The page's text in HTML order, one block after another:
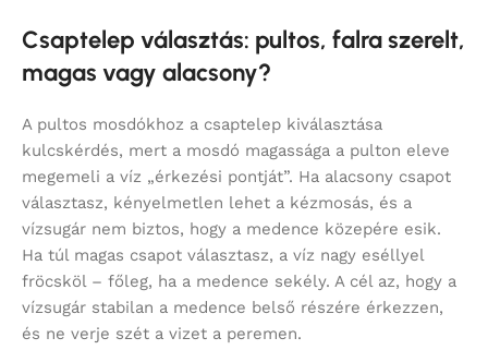
Csaptelep választás: pultos, falra szerelt,
magas vagy alacsony?
A pultos mosdókhoz a csaptelep kiválasztása
kulcskérdés, mert a mosdó magassága a pulton eleve
megemeli a víz „érkezési pontját”. Ha alacsony csapot
választasz, kényelmetlen lehet a kézmosás, és a
vízsugár nem biztos, hogy a medence közepére esik.
Ha túl magas csapot választasz, a víz nagy eséllyel
fröcsköl – főleg, ha a medence sekély. A cél az, hogy a
vízsugár stabilan a medence belső részére érkezzen,
és ne verje szét a vizet a peremen.